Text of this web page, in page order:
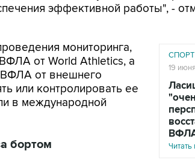
эффективной работы", -
СПОРТ
19
мониторинга,
от World Athletics, а
от внешнего
или контролировать ее
в международной
бортом